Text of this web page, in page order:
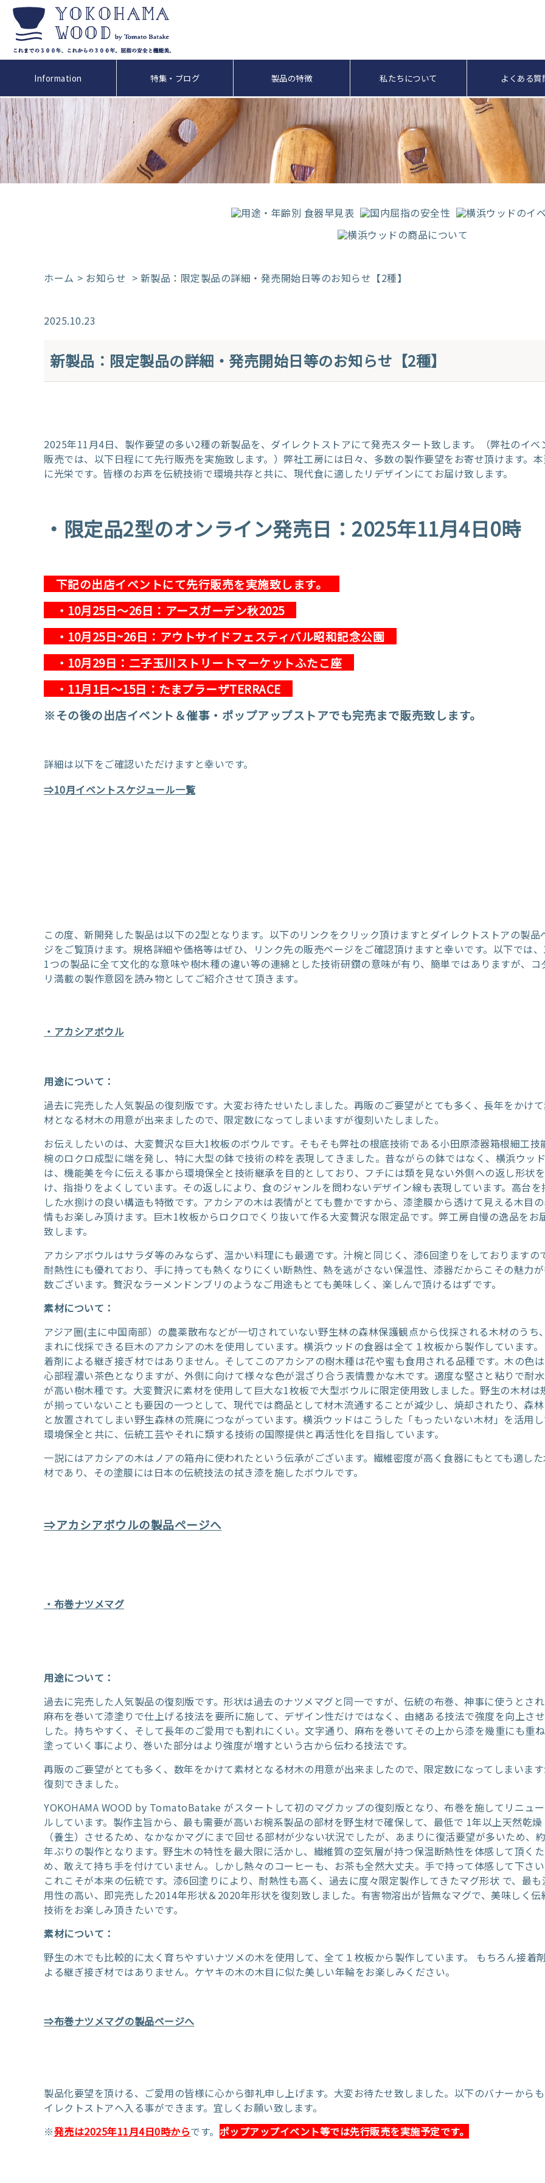
Information 特集・ブログ 製品の特徴 私たちについて よくある質
ホーム お知らせ > 新製品：限定製品の詳細・発売開始日等のお知らせ【2種】
2025.10.23
新製品：限定製品の詳細・発売開始日等のお知らせ【2種】
2025年11月4日、製作要望の多い2種の新製品を、ダイレクトストアにて発売スタート致します。（弊社のイベ
販売では、以下日程にて先行販売を実施致します。）弊社工房には日々、多数の製作要望をお寄せ頂けます。
に光栄です。皆様のお声を伝統技術で環境共存と共に、現代食に適したリデザインにてお届け致します。
・限定品2型のオンライン発売日：2025年11月4日0時
下記の出店イベントにて先行販売を実施致します。
・10月25日～26日：アースガーデン秋2025
・10月25日~26日：アウトサイドフェスティバル昭和記念公園
・10月29日：二子玉川ストリートマーケットふたこ座
・11月1日～15日：たまプラーザTERRACE
※その後の出店イベント＆催事・ポップアップストアでも完売まで販売致します。
詳細は以下をご確認いただけますと幸いです。
⇒10月イベントスケジュール一覧
この度、新開発した製品は以下の2型となります。以下のリンクをクリック頂けますとダイレクトストアの製品
ジをご覧頂けます。規格詳細や価格等はぜひ、リンク先の販売ページをご確認頂けますと幸いです。以下では
1つの製品に全て文化的な意味や樹木種の違い等の連綿とした技術研鑽の意味が有り、簡単ではありますが、コ
リ満載の製作意図を読み物としてご紹介させて頂きます。
・アカシアボウル
用途について：
過去に完売した人気製品の復刻版です。大変お待たせいたしました。再販のご要望がとても多く、長年をかけ
材となる材木の用意が出来ましたので、限定数になってしまいますが復刻いたしました。
お伝えしたいのは、大変贅沢な巨大1枚板のボウルです。そもそも弊社の根底技術である小田原漆器箱根細工技
椀のロクロ成型に端を発し、特に大型の鉢で技術の粋を表現してきました。昔ながらの鉢ではなく、横浜ウッ
は、機能美を今に伝える事から環境保全と技術継承を目的としており、フチには類を見ない外側への返し形状
け、指掛りをよくしています。その返しにより、食のジャンルを問わないデザイン線も表現しています。高台を
した水捌けの良い構造も特徴です。アカシアの木は表情がとても豊かですから、漆塗膜から透けて見える木目
情もお楽しみ頂けます。巨木1枚板からロクロでくり抜いて作る大変贅沢な限定品です。弊工房自慢の逸品をお
致します。
アカシアボウルはサラダ等のみならず、温かい料理にも最適です。汁椀と同じく、漆6回塗りをしておりますの
耐熱性にも優れており、手に持っても熱くなりにくい断熱性、熱を逃がさない保温性、漆器だからこその魅力
数ございます。贅沢なラーメンドンブリのようなご用途もとても美味しく、楽しんで頂けるはずです。
素材について：
アジア圏(主に中国南部）の農薬散布などが一切されていない野生林の森林保護観点から伐採される木材のうち
まれに伐採できる巨木のアカシアの木を使用しています。横浜ウッドの食器は全て１枚板から製作しています
着剤による継ぎ接ぎ材ではありません。そしてこのアカシアの樹木種は花や蜜も食用される品種です。木の色
心部程濃い茶色となりますが、外側に向けて様々な色が混ざり合う表情豊かな木です。適度な堅さと粘りで耐
が高い樹木種です。大変贅沢に素材を使用して巨大な1枚板で大型ボウルに限定使用致しました。野生の木材は
が揃っていないことも要因の一つとして、現代では商品として材木流通することが減少し、焼却されたり、森
と放置されてしまい野生森林の荒廃につながっています。横浜ウッドはこうした「もったいない木材」を活用
環境保全と共に、伝統工芸やそれに類する技術の国際提供と再活性化を目指しています。
一説にはアカシアの木はノアの箱舟に使われたという伝承がございます。繊維密度が高く食器にもとても適し
材であり、その塗膜には日本の伝統技法の拭き漆を施したボウルです。
⇒アカシアボウルの製品ページへ
・布巻ナツメマグ
用途について：
過去に完売した人気製品の復刻版です。形状は過去のナツメマグと同一ですが、伝統の布巻、神事に使うとさ
麻布を巻いて漆塗りで仕上げる技法を要所に施して、デザイン性だけではなく、由緒ある技法で強度を向上さ
した。持ちやすく、そして長年のご愛用でも割れにくい。文字通り、麻布を巻いてその上から漆を幾重にも重
塗っていく事により、巻いた部分はより強度が増すという古から伝わる技法です。
再販のご要望がとても多く、数年をかけて素材となる材木の用意が出来ましたので、限定数になってしまいま
復刻できました。
YOKOHAMA WOOD by TomatoBatake がスタートして初のマグカップの復刻版となり、布巻を施してリニュ
ルしています。製作主旨から、最も需要が高いお椀系製品の部材を野生材で確保して、最低で 1年以上天然乾燥
（養生）させるため、なかなかマグにまで回せる部材が少ない状況でしたが、あまりに復活要望が多いため、
年ぶりの製作となります。野生木の特性を最大限に活かし、繊維質の空気層が持つ保温断熱性を体感して頂くた
め、敢えて持ち手を付けていません。しかし熱々のコーヒーも、お茶も全然大丈夫。手で持って体感して下さ
これこそが本来の伝統です。漆6回塗りにより、耐熱性も高く、過去に度々限定製作してきたマグ形状 で、最も
用性の高い、即完売した2014年形状＆2020年形状を復刻致しました。有害物溶出が皆無なマグで、美味しく伝
技術をお楽しみ頂きたいです。
素材について：
野生の木でも比較的に太く育ちやすいナツメの木を使用して、全て１枚板から製作しています。 もちろん接着
よる継ぎ接ぎ材ではありません。ケヤキの木の木目に似た美しい年輪をお楽しみください。
⇒布巻ナツメマグの製品ページへ
製品化要望を頂ける、ご愛用の皆様に心から御礼申し上げます。大変お待たせ致しました。以下のバナーから
イレクトストアへ入る事ができます。宜しくお願い致します。
※発売は2025年11月4日0時からです。 ポップアップイベント等では先行販売を実施予定です。